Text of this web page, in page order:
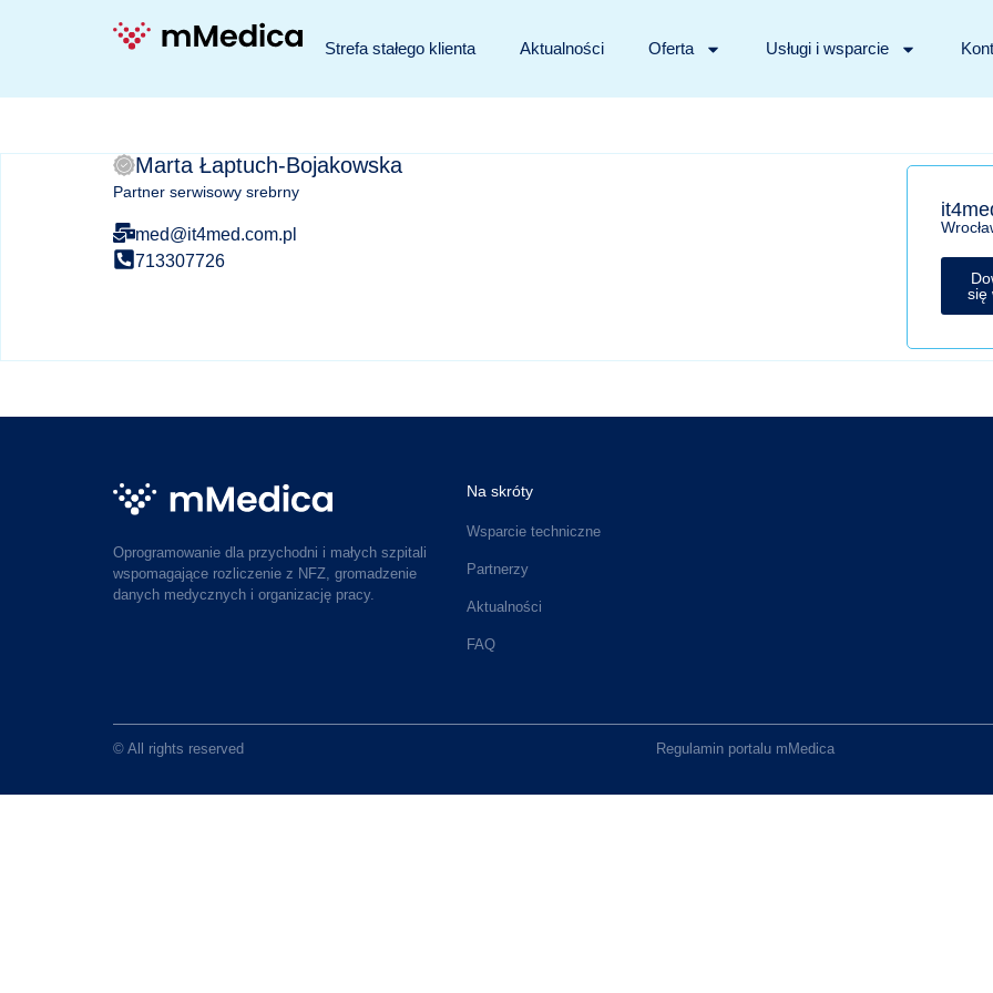
Strefa stałego klienta Aktualności Oferta Usługi i wsparcie
Marta Łaptuch-Bojakowska
Partner serwisowy srebrny
med@it4med.com.pl
713307726
się
Oprogramowanie dla przychodni i małych szpitali
wspomagające rozliczenie z NFZ, gromadzenie
danych medycznych i organizację pracy.
Na skróty
Wsparcie techniczne
Partnerzy
Aktualności
FAQ
© All rights reserved Regulamin portalu mMedica